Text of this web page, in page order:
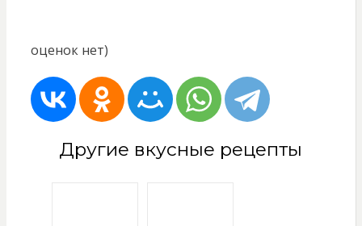
оценок нет)
Другие вкусные рецепты